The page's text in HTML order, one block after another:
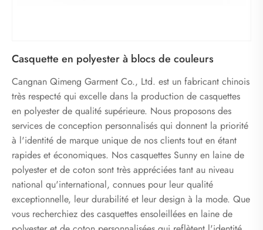
Casquette en polyester à blocs de couleurs
Cangnan Qimeng Garment Co., Ltd. est un fabricant chinois
très respecté qui excelle dans la production de casquettes
en polyester de qualité supérieure. Nous proposons des
services de conception personnalisés qui donnent la priorité
à l'identité de marque unique de nos clients tout en étant
rapides et économiques. Nos casquettes Sunny en laine de
polyester et de coton sont très appréciées tant au niveau
national qu'international, connues pour leur qualité
exceptionnelle, leur durabilité et leur design à la mode. Que
vous recherchiez des casquettes ensoleillées en laine de